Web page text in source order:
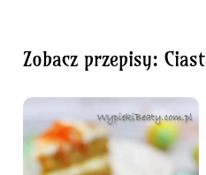
Zobacz przepisy: